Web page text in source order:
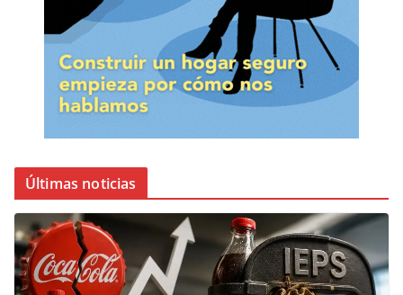
Últimas noticias